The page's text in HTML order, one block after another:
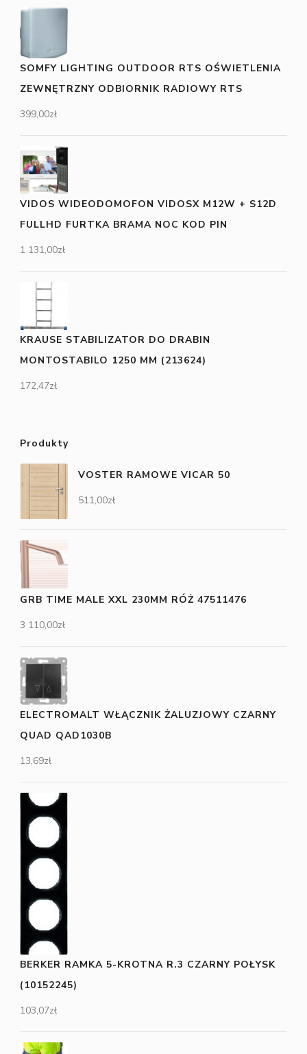
SOMFY LIGHTING OUTDOOR RTS OŚWIETLENIA
ZEWNĘTRZNY ODBIORNIK RADIOWY RTS
399,00zł
VIDOS WIDEODOMOFON VIDOSX M12W + S12D
FULLHD FURTKA BRAMA NOC KOD PIN
1 131,00zł
KRAUSE STABILIZATOR DO DRABIN
MONTOSTABILO 1250 MM (213624)
172,47zł
Produkty
VOSTER RAMOWE VICAR 50
511,00zł
GRB TIME MALE XXL 230MM RÓŻ 47511476
3 110,00zł
ELECTROMALT WŁĄCZNIK ŻALUZJOWY CZARNY
QUAD QAD1030B
13,69zł
BERKER RAMKA 5-KROTNA R.3 CZARNY POŁYSK
(10152245)
103,07zł